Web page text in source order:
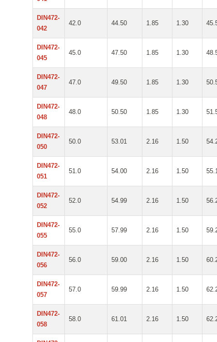
DIN472-
042
42.0 44.50 1.85 1.30
DIN472-
045
45.0 47.50 1.85 1.30
DIN472-
047
47.0 49.50 1.85 1.30
DIN472-
048
48.0 50.50 1.85 1.30
DIN472-
050
50.0 53.01 2.16 1.50
DIN472-
051
51.0 54.00 2.16 1.50
DIN472-
052
52.0 54.99 2.16 1.50
DIN472-
055
55.0 57.99 2.16 1.50
DIN472-
056
56.0 59.00 2.16 1.50
DIN472-
057
57.0 59.99 2.16 1.50
DIN472-
058
58.0 61.01 2.16 1.50